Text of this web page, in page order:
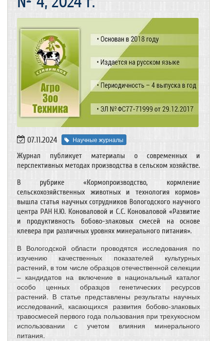
07.11.2024 Научные журналы
Журнал публикует материалы о современных и
перспективных методах производства в сельском хозяйстве.
В рубрике «Кормопроизводство, кормление
сельскохозяйственных животных и технология кормов»
вышла статья научных сотрудников Вологодского научного
центра РАН Н.Ю. Коноваловой и С.С. Коноваловой «Развитие
и продуктивность бобово-злаковых смесей на основе
клевера при различных уровнях минерального питания».
В Вологодской области проводятся исследования по
изучению качественных показателей культурных
растений, в том числе образцов отечественной селекции
– кандидатов на включение в национальный каталог
особо ценных образцов генетических ресурсов
растений. В статье представлены результаты научных
исследований, касающихся развития бобово-злаковых
травосмесей первого года пользования при трехукосном
использовании с учетом влияния минерального
питания.